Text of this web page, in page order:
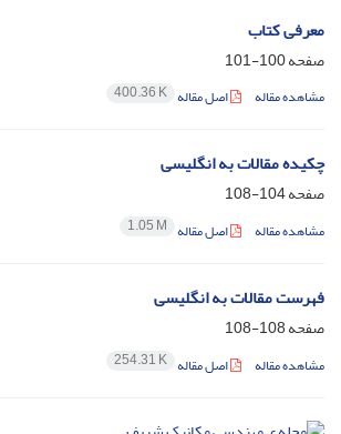
معرفی کتاب
صفحه100-101
مشاهده مقاله اصل مقاله 400.36 K
چکیده مقالات به انگلیسی
صفحه104-108
مشاهده مقاله اصل مقاله 1.05 M
فهرست مقالات به انگلیسی
صفحه108-108
مشاهده مقاله اصل مقاله 254.31 K